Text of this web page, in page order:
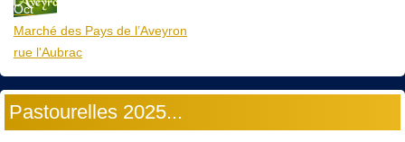
Oct
Marché des Pays de l’Aveyron
rue l'Aubrac
Pastourelles 2025...